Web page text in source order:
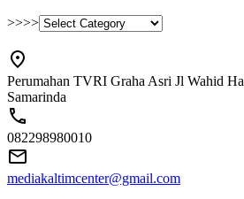
>>>>
Perumahan TVRI Graha Asri Jl Wahid
Samarinda
082298980010
mediakaltimcenter@gmail.com